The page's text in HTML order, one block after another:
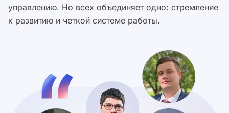
управлению. Но всех объединяет одно: стремление
к развитию и четкой системе работы.